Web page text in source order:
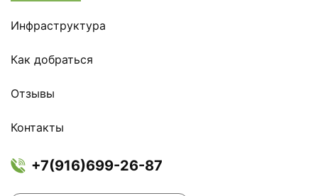
Инфраструктура
Как добраться
Отзывы
Контакты
+7(916)699-26-87